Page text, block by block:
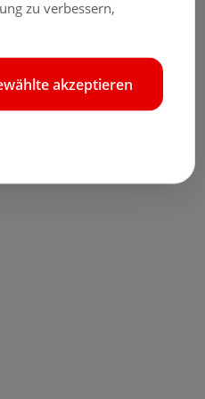
zu verbessern,
akzeptieren